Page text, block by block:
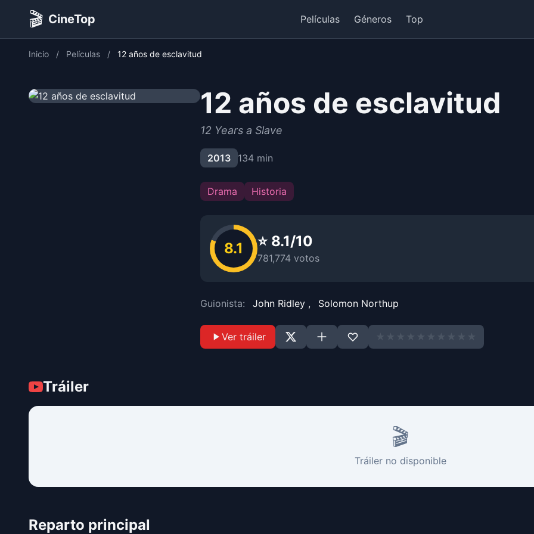
🎬 CineTop Películas Géneros Top
Inicio / Películas / 12 años de esclavitud
12 años de esclavitud
12 Years a Slave
2013 134 min
Drama Historia
8.1 ⭐ 8.1/10
781,774 votos
Guionista: John Ridley , Solomon Northup
Ver tráiler
Tráiler
🎬
Tráiler no disponible
Reparto principal